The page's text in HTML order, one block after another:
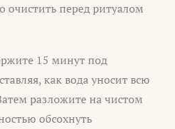
перед ритуалом
15 минут под
как вода уносит всю
разложите на чистом
обсохнуть